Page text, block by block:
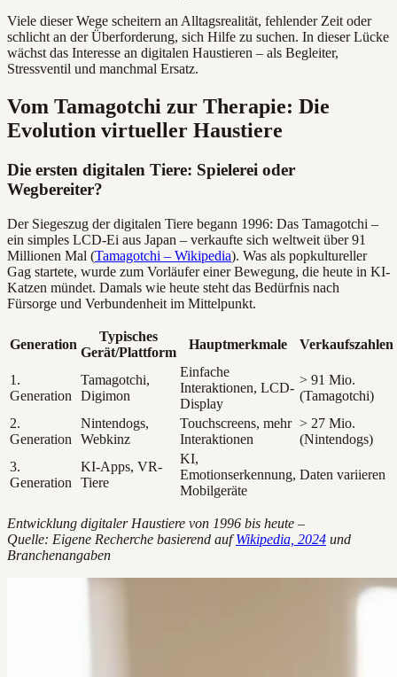
Viele dieser Wege scheitern an Alltagsrealität, fehlender Zeit oder
schlicht an der Überforderung, sich Hilfe zu suchen. In dieser Lücke
wächst das Interesse an digitalen Haustieren – als Begleiter,
Stressventil und manchmal Ersatz.
Vom Tamagotchi zur Therapie: Die
Evolution virtueller Haustiere
Die ersten digitalen Tiere: Spielerei oder
Wegbereiter?
Der Siegeszug der digitalen Tiere begann 1996: Das Tamagotchi –
ein simples LCD-Ei aus Japan – verkaufte sich weltweit über 91
Millionen Mal (Tamagotchi – Wikipedia). Was als popkultureller
Gag startete, wurde zum Vorläufer einer Bewegung, die heute in KI-
Katzen mündet. Damals wie heute steht das Bedürfnis nach
Fürsorge und Verbundenheit im Mittelpunkt.
Generation
Typisches
Gerät/Plattform
Hauptmerkmale Verkaufszahlen
1.
Generation
Tamagotchi,
Digimon
Einfache
Interaktionen, LCD-
Display
> 91 Mio.
(Tamagotchi)
2.
Generation
Nintendogs,
Webkinz
Touchscreens, mehr
Interaktionen
> 27 Mio.
(Nintendogs)
3.
Generation
KI-Apps, VR-
Tiere
KI,
Emotionserkennung,
Mobilgeräte
Daten variieren
Entwicklung digitaler Haustiere von 1996 bis heute –
Quelle: Eigene Recherche basierend aufWikipedia, 2024 und
Branchenangaben